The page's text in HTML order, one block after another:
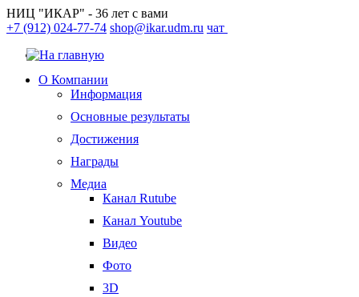
НИЦ "ИКАР" - 36 лет с вами
+7 (912) 024-77-74 shop@ikar.udm.ru чат
О Компании
Информация
Основные результаты
Достижения
Награды
Медиа
Канал Rutube
Канал Youtube
Видео
Фото
3D